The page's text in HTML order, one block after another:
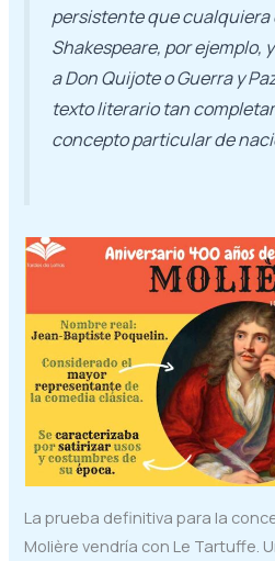
persistente que cualquiera
Shakespeare, por ejemplo,
a Don Quijote o Guerra y
texto literario tan
concepto particular de
La prueba definitiva para la
Molière vendría con Le Tartuffe.